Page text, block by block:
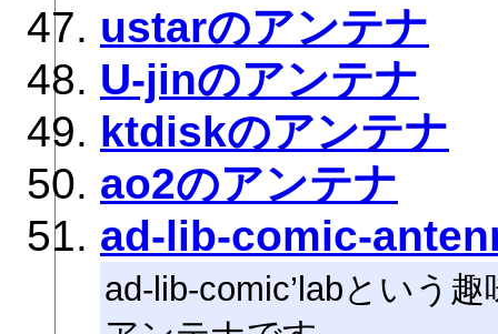
ustarのアンテナ
U-jinのアンテナ
ktdiskのアンテナ
ao2のアンテナ
ad-lib-comic-
ad-lib-comic’labという